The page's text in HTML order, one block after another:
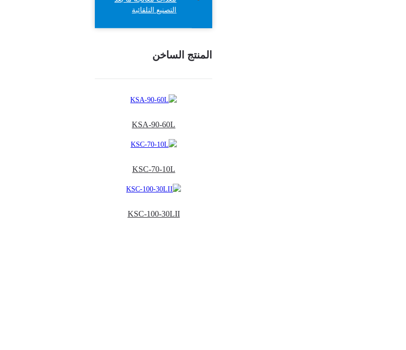
التصنيع التلقائية
المنتج الساخن
KSA-90-60L
KSC-70-10L
KSC-100-30LII